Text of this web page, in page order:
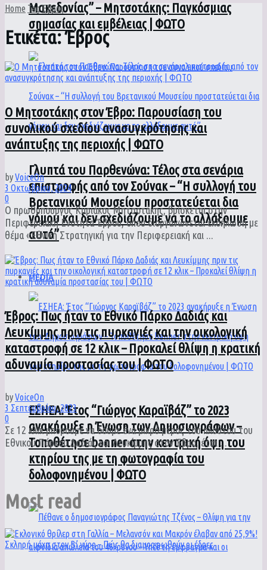
Μακεδονίας” – Μητσοτάκης: Παγκόσμιας
σημασίας και εμβέλειας | ΦΩΤΟ
Γλυπτά του Παρθενώνα: Τέλος στα σενάρια
επιστροφής από τον Σούνακ – “Η συλλογή του
Βρετανικού Μουσείου προστατεύεται δια
νόμου και δεν σχεδιάζουμε να το αλλάξουμε
αυτό”
MEDIA
ΕΣΗΕΑ: Έτος “Γιώργος Καραϊβάζ” το 2023
ανακήρυξε η Ένωση των Δημοσιογράφων –
Τοποθέτησε banner στην κεντρική όψη του
κτηρίου της με τη φωτογραφία του
δολοφονημένου | ΦΩΤΟ
Home TagΈβρος
Ετικέτα:Έβρος
Ο Μητσοτάκης στον Έβρο: Παρουσίαση του
συνολικού σχεδίου ανασυγκρότησης και
ανάπτυξης της περιοχής | ΦΩΤΟ
byVoiceOn
3 Οκτωβρίου, 2024
0
O πρωθυπουργός Κυριάκος Μητσοτάκης, βρίσκεται στην
Περιφερειακή Ενότητα Έβρου, όπου διοργανώνεται εκδήλωση με
θέμα «Εθνική Στρατηγική για την Περιφερειακή και ...
Έβρος: Πως ήταν το Εθνικό Πάρκο Δαδιάς και
Λευκίμμης πριν τις πυρκαγιές και την οικολογική
καταστροφή σε 12 κλικ – Προκαλεί θλίψη η κρατική
αδυναμία προστασίας του | ΦΩΤΟ
byVoiceOn
3 Σεπτεμβρίου, 2023
0
Σε 12 κλικ μπορούμε να δούμε ένα μικρό μέρος του πλούτου του
Εθνικού Πάρκου Δαδιάς και Λευκίμμης στον Έβρο, έτσι ...
Most read